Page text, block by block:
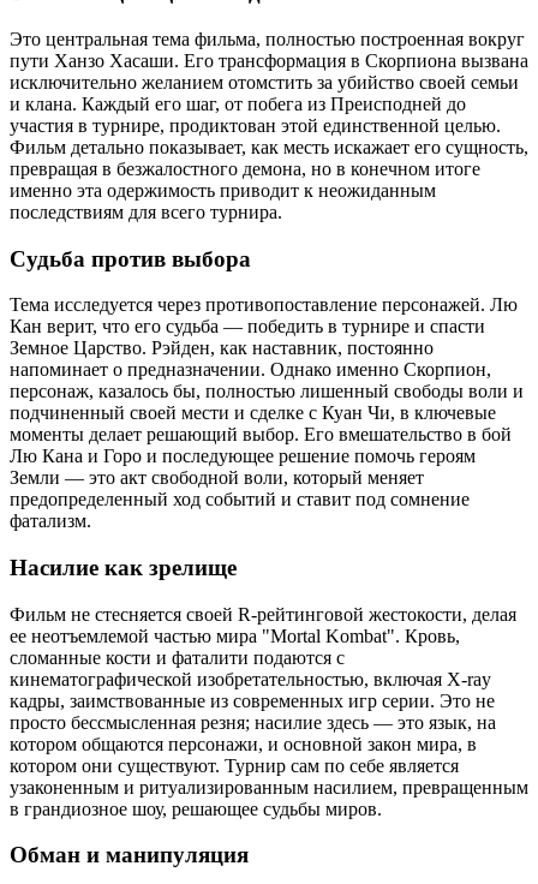
Это центральная тема фильма, полностью построенная вокруг
пути Ханзо Хасаши. Его трансформация в Скорпиона вызвана
исключительно желанием отомстить за убийство своей семьи
и клана. Каждый его шаг, от побега из Преисподней до
участия в турнире, продиктован этой единственной целью.
Фильм детально показывает, как месть искажает его сущность,
превращая в безжалостного демона, но в конечном итоге
именно эта одержимость приводит к неожиданным
последствиям для всего турнира.
Судьба против выбора
Тема исследуется через противопоставление персонажей. Лю
Кан верит, что его судьба — победить в турнире и спасти
Земное Царство. Рэйден, как наставник, постоянно
напоминает о предназначении. Однако именно Скорпион,
персонаж, казалось бы, полностью лишенный свободы воли и
подчиненный своей мести и сделке с Куан Чи, в ключевые
моменты делает решающий выбор. Его вмешательство в бой
Лю Кана и Горо и последующее решение помочь героям
Земли — это акт свободной воли, который меняет
предопределенный ход событий и ставит под сомнение
фатализм.
Насилие как зрелище
Фильм не стесняется своей R-рейтинговой жестокости, делая
ее неотъемлемой частью мира "Mortal Kombat". Кровь,
сломанные кости и фаталити подаются с
кинематографической изобретательностью, включая X-ray
кадры, заимствованные из современных игр серии. Это не
просто бессмысленная резня; насилие здесь — это язык, на
котором общаются персонажи, и основной закон мира, в
котором они существуют. Турнир сам по себе является
узаконенным и ритуализированным насилием, превращенным
в грандиозное шоу, решающее судьбы миров.
Обман и манипуляция